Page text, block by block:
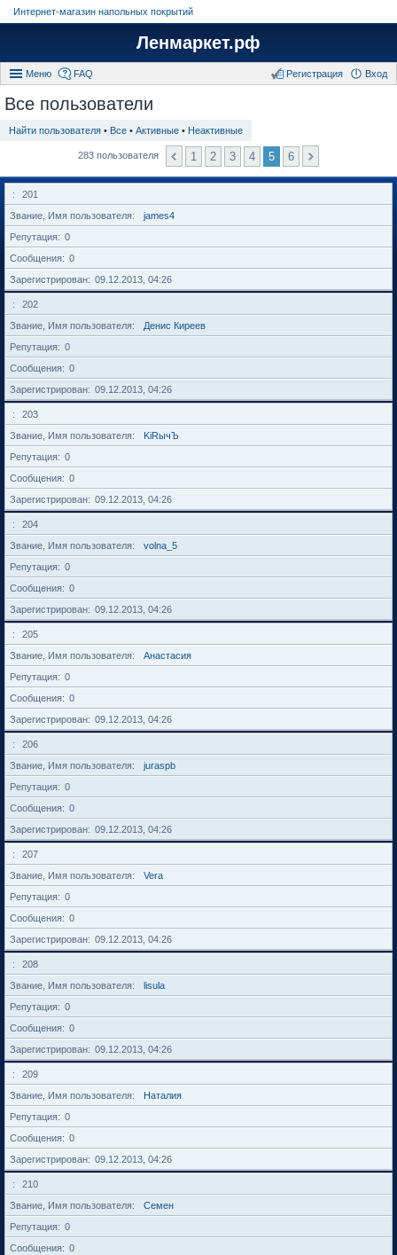
Интернет-магазин напольных покрытий
Ленмаркет.рф
Меню FAQ Вход
Регистрация
Все пользователи
Найти пользователя • Все • Активные • Неактивные
283 пользователя 1 2 3 4 5 6
201
Звание, Имя пользователя
james4
Репутация
0
Сообщения
0
Зарегистрирован
09.12.2013, 04:26
202
Звание, Имя пользователя
Денис Киреев
Репутация
0
Сообщения
0
Зарегистрирован
09.12.2013, 04:26
203
Звание, Имя пользователя
KiRычЪ
Репутация
0
Сообщения
0
Зарегистрирован
09.12.2013, 04:26
204
Звание, Имя пользователя
volna_5
Репутация
0
Сообщения
0
Зарегистрирован
09.12.2013, 04:26
205
Звание, Имя пользователя
Анастасия
Репутация
0
Сообщения
0
Зарегистрирован
09.12.2013, 04:26
206
Звание, Имя пользователя
juraspb
Репутация
0
Сообщения
0
Зарегистрирован
09.12.2013, 04:26
207
Звание, Имя пользователя
Vera
Репутация
0
Сообщения
0
Зарегистрирован
09.12.2013, 04:26
208
Звание, Имя пользователя
lisula
Репутация
0
Сообщения
0
Зарегистрирован
09.12.2013, 04:26
209
Звание, Имя пользователя
Наталия
Репутация
0
Сообщения
0
Зарегистрирован
09.12.2013, 04:26
210
Звание, Имя пользователя
Семен
Репутация
0
Сообщения
0